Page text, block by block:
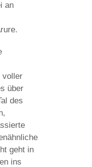
an
voller
über
des
geht in
ins